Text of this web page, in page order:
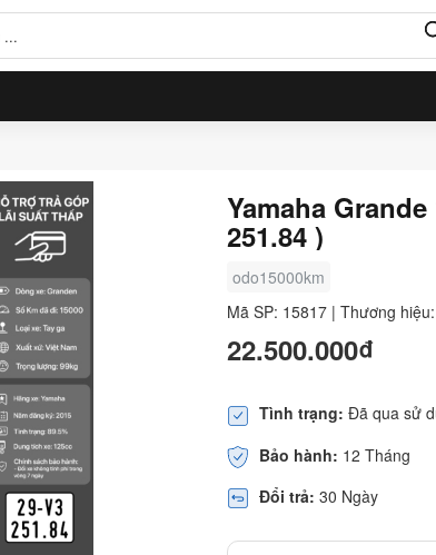
Yamaha
251.84 )
odo15000km
Mã SP: 15817 | Thương hiệu:
22.500.000₫
Tình trạng: Đã qua sử
Bảo hành: 12 Tháng
Đổi trả: 30 Ngày